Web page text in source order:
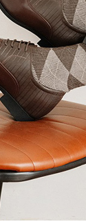
mang tinh thần trẻ
chọn giày
nguyên tắc chọn